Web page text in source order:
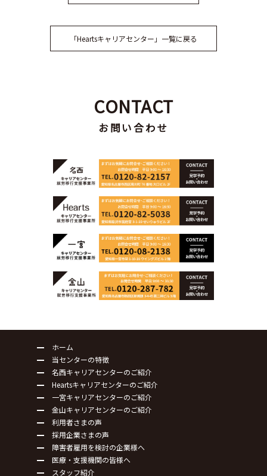
「Heartsキャリアセンター」一覧に戻る
CONTACT
お問い合わせ
ホーム
当センターの特徴
名西キャリアセンターのご紹介
Heartsキャリアセンターのご紹介
一宮キャリアセンターのご紹介
金山キャリアセンターのご紹介
利用者さまの声
採用企業さまの声
障害者雇用を検討の企業様へ
医療・支援機関の皆様へ
スタッフ紹介